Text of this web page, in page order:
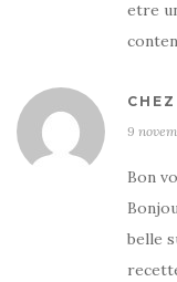
etre
9
Bon
belle